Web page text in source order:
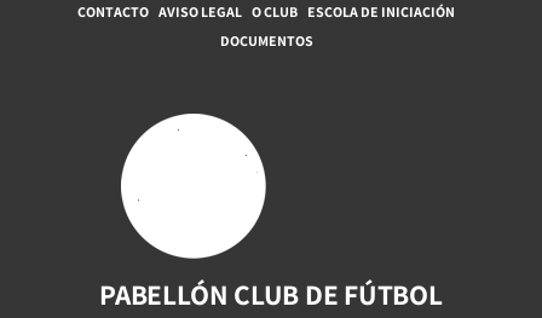
CONTACTO AVISO LEGAL O CLUB ESCOLA DE INICIACIÓN
DOCUMENTOS
PABELLÓN CLUB DE FÚTBOL